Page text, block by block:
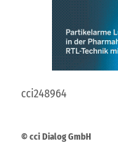
cci248964
© cci Dialog GmbH